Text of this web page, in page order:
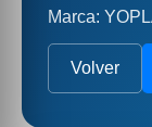
Marca:
Volver